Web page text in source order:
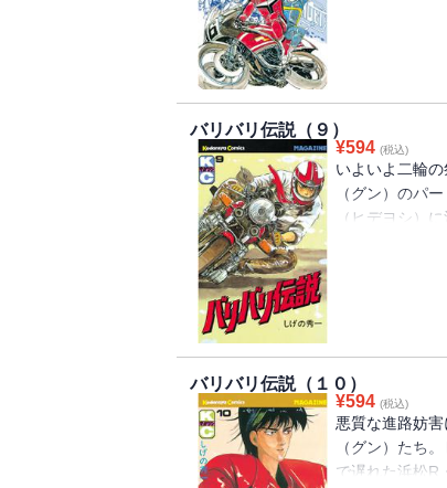
バリバリ伝説（９）
¥594 (税込)
いよいよ二輪
（グン）のパ
（ヒデヨシ）
出場を果たす
ゼノービス参上
バリバリ伝説（１０）
¥594 (税込)
悪質な進路妨
（グン）たち
で遅れた浜松R